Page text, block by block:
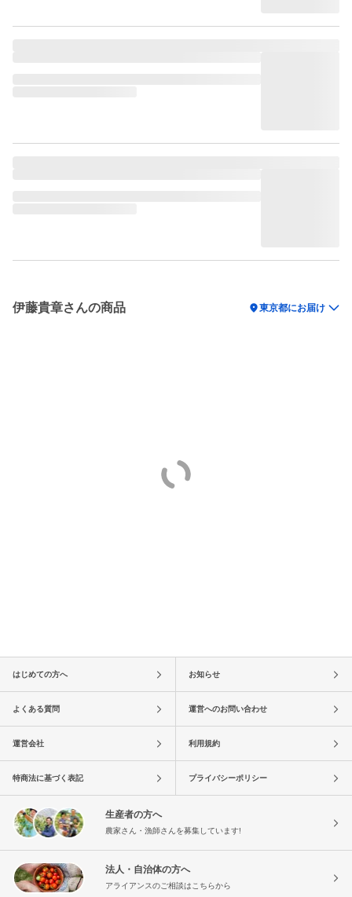
伊藤貴章さんの商品 location_on東京都にお届け
はじめての方へ お知らせ
よくある質問 運営へのお問い合わせ
運営会社 利用規約
特商法に基づく表記 プライバシーポリシー
生産者の方へ
農家さん・漁師さんを募集しています!
法人・自治体の方へ
アライアンスのご相談はこちらから